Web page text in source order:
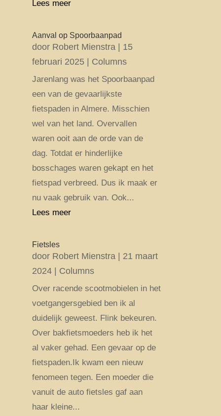
Lees meer
Aanval op Spoorbaanpad
door Robert Mienstra | 15
februari 2025| Columns
Jarenlang was het Spoorbaanpad
een van de gevaarlijkste
fietspaden in Almere. Misschien
wel van het land. Overvallen
waren ooit aan de orde van de
dag. Totdat er hinderlijke
bosschages waren gekapt en het
fietspad verbreed. Dus ik maak er
nu vaak gebruik van. Ook...
Lees meer
Fietsles
door Robert Mienstra | 21 maart
2024| Columns
Over racende scootmobielen in het
voetgangersgebied ben ik al
duidelijk geweest. Flink bekeuren.
Over bakfietsmoeders heb ik het
al vaker gehad. Een gevaar op de
fietspaden.Ik kwam een nieuw
fenomeen tegen. Een moeder die
vanuit de auto fietsles gaf aan
haar kleine...